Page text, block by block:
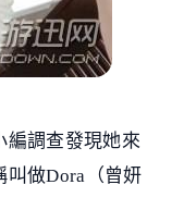
編調查發現她來
叫做Dora（曾妍